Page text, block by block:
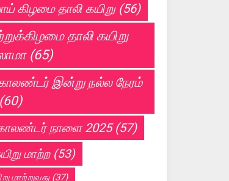
கிழமை தாலி கயிறு(56)
தாலி கயிறு
(65)
இன்று நல்ல நேரம்
நாளை 2025(57)
மாற்ற(53)
மாற்றுவது(37)